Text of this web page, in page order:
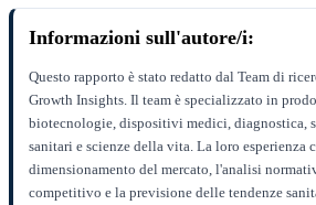
Informazioni sull'autore/i:
Questo rapporto è stato redatto dal Team di
Growth Insights. Il team è specializzato in
biotecnologie, dispositivi medici, diagnostica,
sanitari e scienze della vita. La loro esperienza
dimensionamento del mercato, l'analisi
competitivo e la previsione delle tendenze